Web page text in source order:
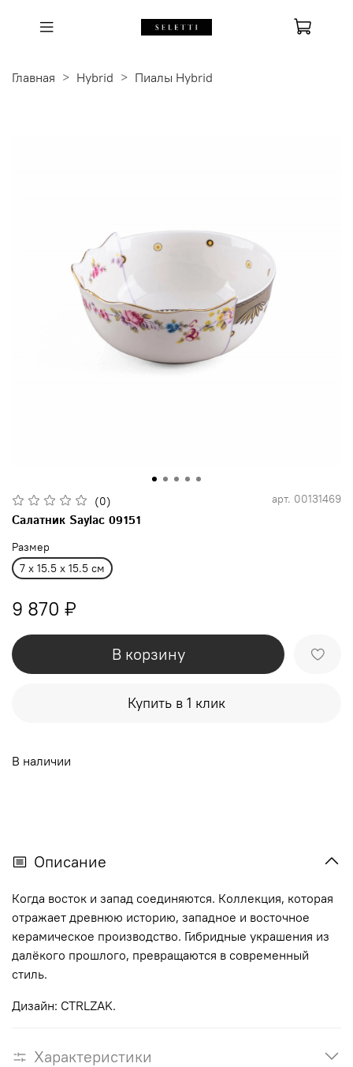
Главная Hybrid Пиалы Hybrid
(0) арт. 00131469
Салатник Saylac 09151
Размер
7 x 15.5 x 15.5 см
9 870 ₽
В корзину
Купить в 1 клик
В наличии
Описание
Когда восток и запад соединяются. Коллекция, которая
отражает древнюю историю, западное и восточное
керамическое производство. Гибридные украшения из
далёкого прошлого, превращаются в современный
стиль.
Дизайн: CTRLZAK.
Характеристики